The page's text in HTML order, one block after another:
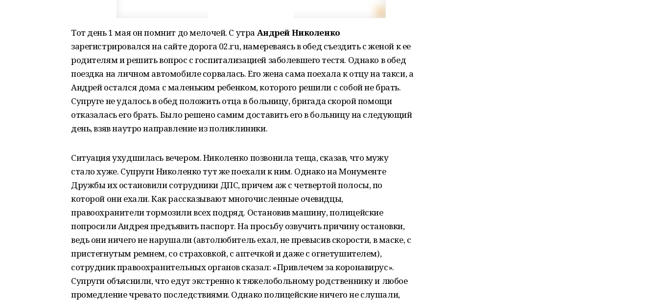
Тот день 1 мая он помнит до мелочей. С утра Андрей Николенко
зарегистрировался на сайте дорога 02.ru, намереваясь в обед съездить с женой к ее
родителям и решить вопрос с госпитализацией заболевшего тестя. Однако в обед
поездка на личном автомобиле сорвалась. Его жена сама поехала к отцу на такси, а
Андрей остался дома с маленьким ребенком, которого решили с собой не брать.
Супруге не удалось в обед положить отца в больницу, бригада скорой помощи
отказалась его брать. Было решено самим доставить его в больницу на следующий
день, взяв наутро направление из поликлиники.
Ситуация ухудшилась вечером. Николенко позвонила теща, сказав, что мужу
стало хуже. Супруги Николенко тут же поехали к ним. Однако на Монументе
Дружбы их остановили сотрудники ДПС, причем аж с четвертой полосы, по
которой они ехали. Как рассказывают многочисленные очевидцы,
правоохранители тормозили всех подряд. Остановив машину, полицейские
попросили Андрея предъявить паспорт. На просьбу озвучить причину остановки,
ведь они ничего не нарушали (автолюбитель ехал, не превысив скорости, в маске, с
пристегнутым ремнем, со страховкой, с аптечкой и даже с огнетушителем),
сотрудник правоохранительных органов сказал: «Привлечем за коронавирус».
Супруги объяснили, что едут экстренно к тяжелобольному родственнику и любое
промедление чревато последствиями. Однако полицейские ничего не слушали,